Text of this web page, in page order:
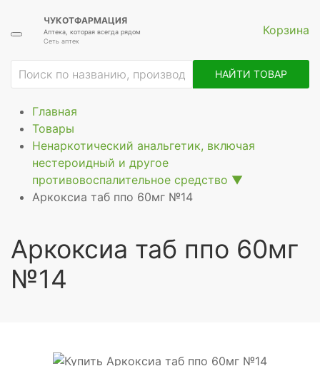
ЧУКОТФАРМАЦИЯ
Аптека, которая всегда рядом
Сеть аптек
Корзина
НАЙТИ ТОВАР
Главная
Товары
Ненаркотический анальгетик, включая
нестероидный и другое
противовоспалительное средство ▼
Аркоксиа таб ппо 60мг №14
Аркоксиа таб ппо 60мг
№14